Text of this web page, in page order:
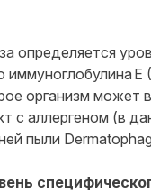
определяется
иммуноглобулина
организм может
с аллергеном (в
пыли